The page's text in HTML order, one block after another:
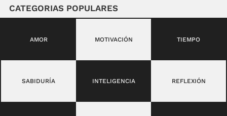
CATEGORIAS POPULARES
AMOR MOTIVACIÓN TIEMPO
SABIDURÍA INTELIGENCIA REFLEXIÓN